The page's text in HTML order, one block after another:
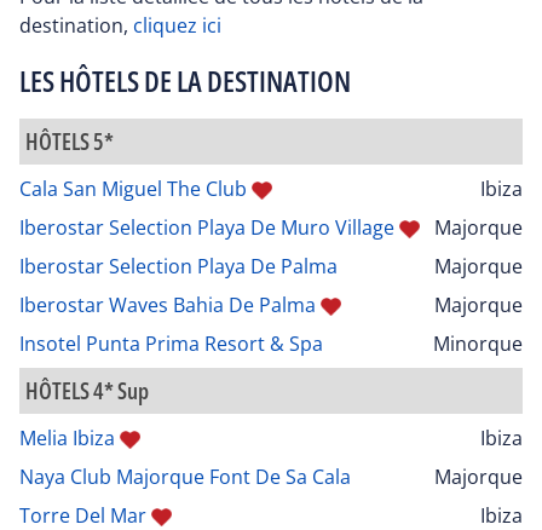
destination, cliquez ici
LES HÔTELS DE LA DESTINATION
HÔTELS 5*
Cala San Miguel The Club
Ibiza
Iberostar Selection Playa De Muro Village
Majorque
Iberostar Selection Playa De Palma
Majorque
Iberostar Waves Bahia De Palma
Majorque
Insotel Punta Prima Resort & Spa
Minorque
HÔTELS 4* Sup
Melia Ibiza
Ibiza
Naya Club Majorque Font De Sa Cala
Majorque
Torre Del Mar
Ibiza